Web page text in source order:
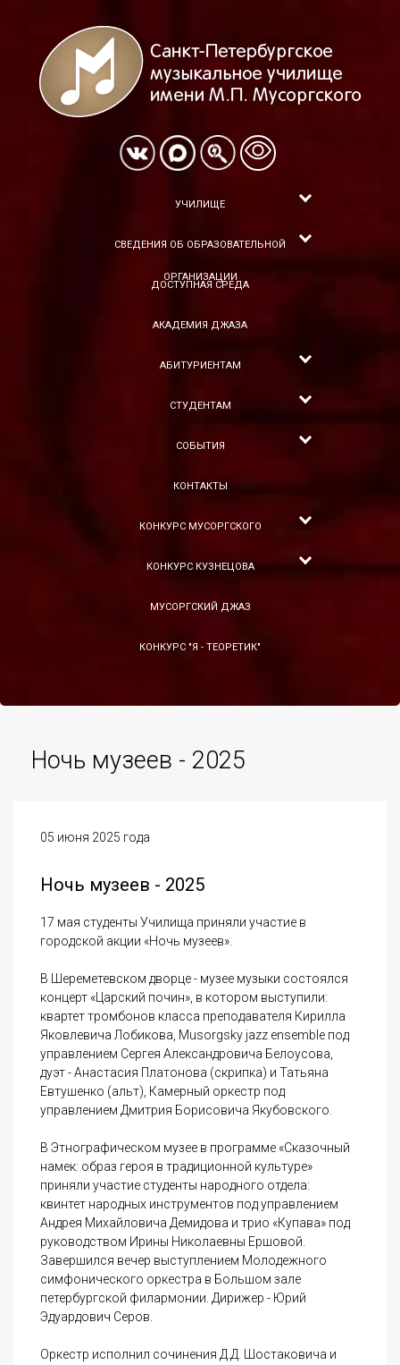
УЧИЛИЩЕ
СВЕДЕНИЯ ОБ ОБРАЗОВАТЕЛЬНОЙ
ОРГАНИЗАЦИИ
ДОСТУПНАЯ СРЕДА
АКАДЕМИЯ ДЖАЗА
АБИТУРИЕНТАМ
СТУДЕНТАМ
СОБЫТИЯ
КОНТАКТЫ
КОНКУРС МУСОРГСКОГО
КОНКУРС КУЗНЕЦОВА
МУСОРГСКИЙ ДЖАЗ
КОНКУРС "Я - ТЕОРЕТИК"
Ночь музеев - 2025
05 июня 2025 года
Ночь музеев - 2025
17 мая студенты Училища приняли участие в
городской акции «Ночь музеев».
В Шереметевском дворце - музее музыки состоялся
концерт «Царский почин», в котором выступили:
квартет тромбонов класса преподавателя Кирилла
Яковлевича Лобикова, Musorgsky jazz ensemble под
управлением Сергея Александровича Белоусова,
дуэт - Анастасия Платонова (скрипка) и Татьяна
Евтушенко (альт), Камерный оркестр под
управлением Дмитрия Борисовича Якубовского.
В Этнографическом музее в программе «Сказочный
намек: образ героя в традиционной культуре»
приняли участие студенты народного отдела:
квинтет народных инструментов под управлением
Андрея Михайловича Демидова и трио «Купава» под
руководством Ирины Николаевны Ершовой.
Завершился вечер выступлением Молодежного
симфонического оркестра в Большом зале
петербургской филармонии. Дирижер - Юрий
Эдуардович Серов.
Оркестр исполнил сочинения Д.Д. Шостаковича и